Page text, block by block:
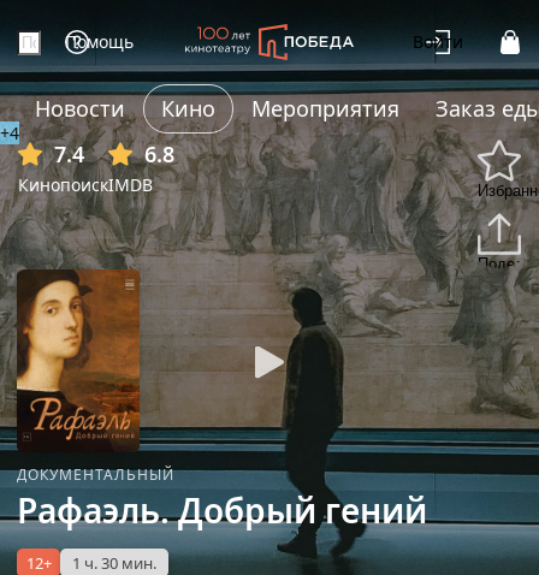
Помощь Войти
Новости Кино Мероприятия
Заказ
7.4
Кинопоиск
6.8
IMDB
+4
ДОКУМЕНТАЛЬНЫЙ
Рафаэль. Добрый гений
12+ 1 ч. 30 мин.